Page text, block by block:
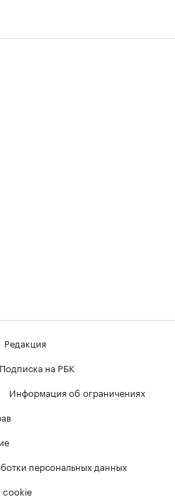
Редакция
Подписка на РБК
Информация об ограничениях
персональных данных
cookie